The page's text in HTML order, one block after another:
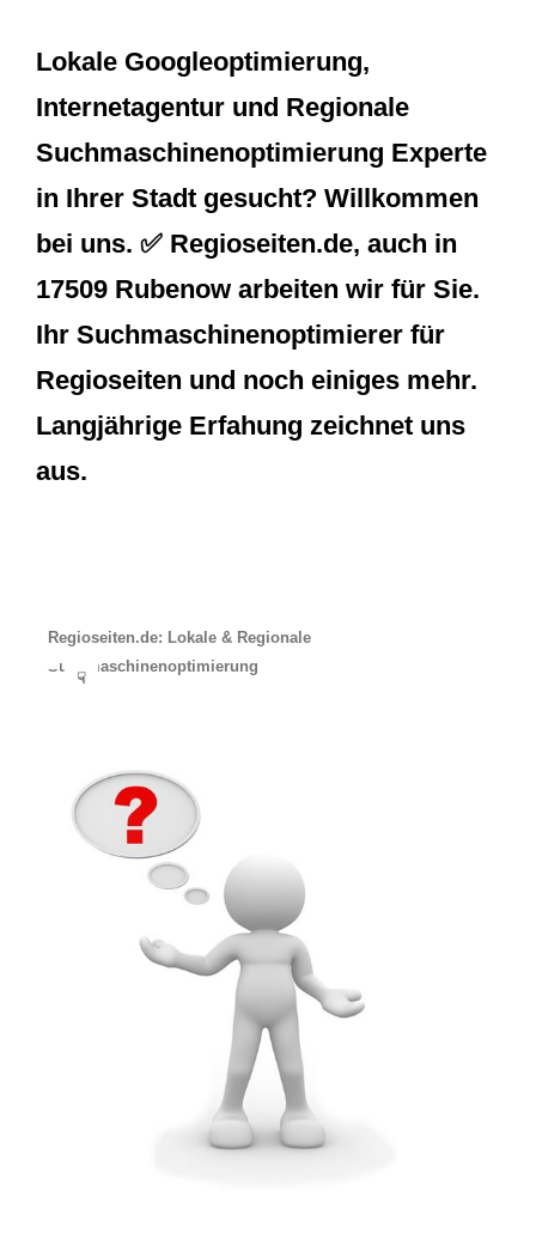
Lokale Googleoptimierung,
Internetagentur und Regionale
Suchmaschinenoptimierung Experte
in Ihrer Stadt gesucht? Willkommen
bei uns. ✅ Regioseiten.de, auch in
17509 Rubenow arbeiten wir für Sie.
Ihr Suchmaschinenoptimierer für
Regioseiten und noch einiges mehr.
Langjährige Erfahung zeichnet uns
aus.
Regioseiten.de: Lokale & Regionale
Suchmaschinenoptimierung
☟